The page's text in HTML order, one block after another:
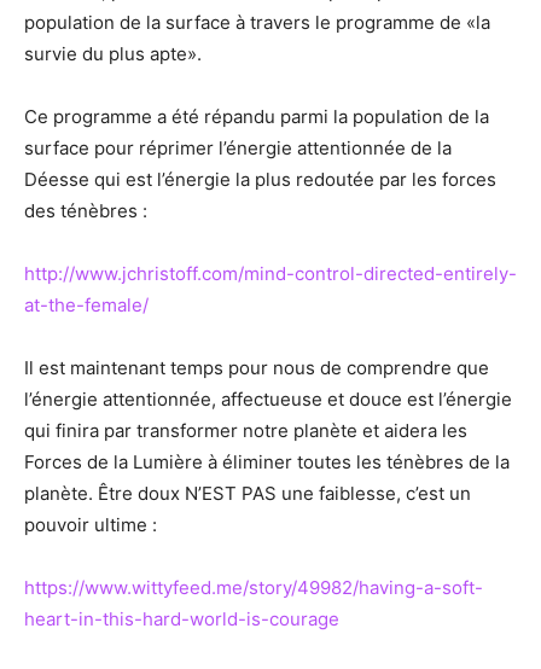
population de la surface à travers le programme de «la
survie du plus apte».
Ce programme a été répandu parmi la population de la
surface pour réprimer l’énergie attentionnée de la
Déesse qui est l’énergie la plus redoutée par les forces
des ténèbres :
http://www.jchristoff.com/mind-control-directed-entirely-
at-the-female/
Il est maintenant temps pour nous de comprendre que
l’énergie attentionnée, affectueuse et douce est l’énergie
qui finira par transformer notre planète et aidera les
Forces de la Lumière à éliminer toutes les ténèbres de la
planète. Être doux N’EST PAS une faiblesse, c’est un
pouvoir ultime :
https://www.wittyfeed.me/story/49982/having-a-soft-
heart-in-this-hard-world-is-courage